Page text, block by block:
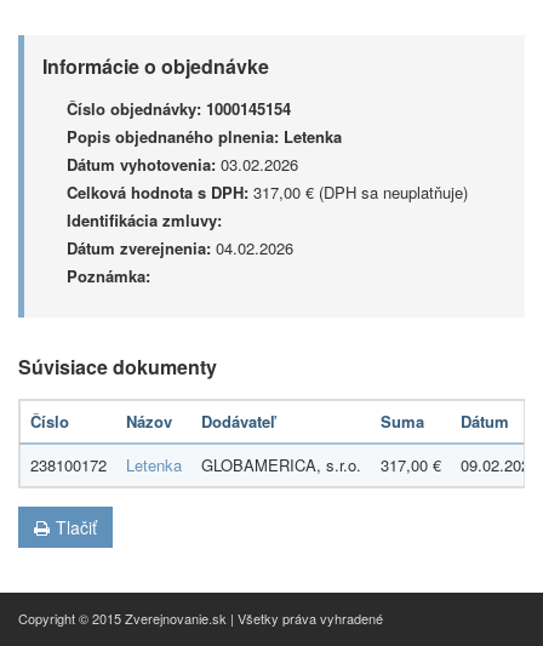
Informácie o objednávke
Číslo objednávky: 1000145154
Popis objednaného plnenia: Letenka
Dátum vyhotovenia: 03.02.2026
Celková hodnota s DPH: 317,00 € (DPH sa neuplatňuje)
Identifikácia zmluvy:
Dátum zverejnenia: 04.02.2026
Poznámka:
Súvisiace dokumenty
Číslo Názov Dodávateľ Suma
Dátum
238100172
Letenka GLOBAMERICA, s.r.o. 317,00 € 09.02.2026
Tlačiť
Copyright © 2015 Zverejnovanie.sk | Všetky práva vyhradené